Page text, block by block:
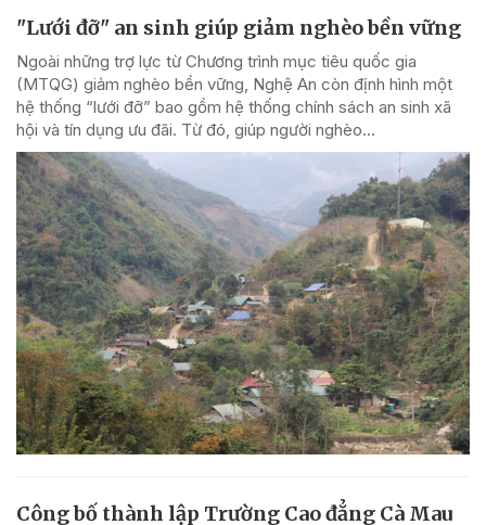
"Lưới đỡ" an sinh giúp giảm nghèo bền vững
Ngoài những trợ lực từ Chương trình mục tiêu quốc gia
(MTQG) giảm nghèo bền vững, Nghệ An còn định hình một
hệ thống “lưới đỡ” bao gồm hệ thống chính sách an sinh xã
hội và tín dụng ưu đãi. Từ đó, giúp người nghèo...
Công bố thành lập Trường Cao đẳng Cà Mau